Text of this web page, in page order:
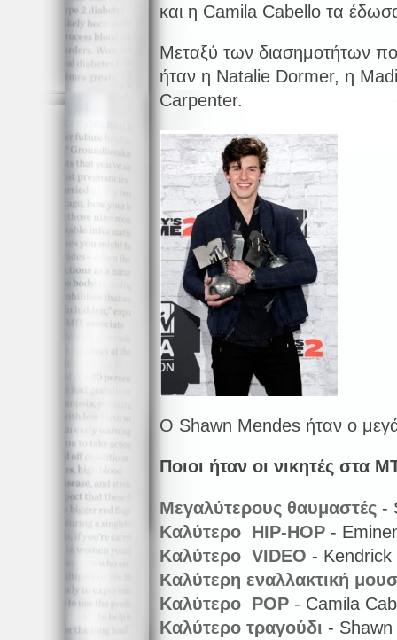
και η Camila Cabello τα
Μεταξύ των διασημοτήτων
ήταν η Natalie Dormer, η
Carpenter.
Ο Shawn Mendes ήταν ο
Ποιοι ήταν οι νικητές στα
Μεγαλύτερους θαυμαστές -
Καλύτερο HIP-HOP -
Καλύτερο VIDEO - Kendrick
Καλύτερη εναλλακτική
Καλύτερο POP - Camila
Καλύτερο τραγούδι - Shawn